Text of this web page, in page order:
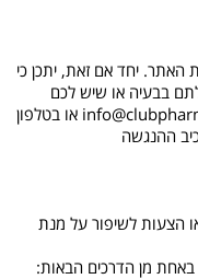
יחד אם זאת, יתכן כי
בבעיה או שיש לכם
או בטלפון
הצעות לשיפור על מנת
באחת מן הדרכים הבאות: